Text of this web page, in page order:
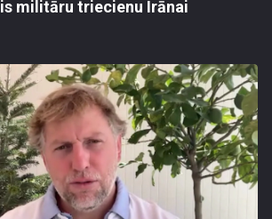
militāru triecienu Irānai